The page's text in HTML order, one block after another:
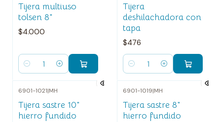
Tijera multiuso
tolsen 8"
$4.000
Cantidad
Tijera
deshilachadora con
tapa
$476
Cantidad
6901-1021|MH
Tijera sastre 10"
hierro fundido
6901-1019|MH
Tijera sastre 8"
hierro fundido